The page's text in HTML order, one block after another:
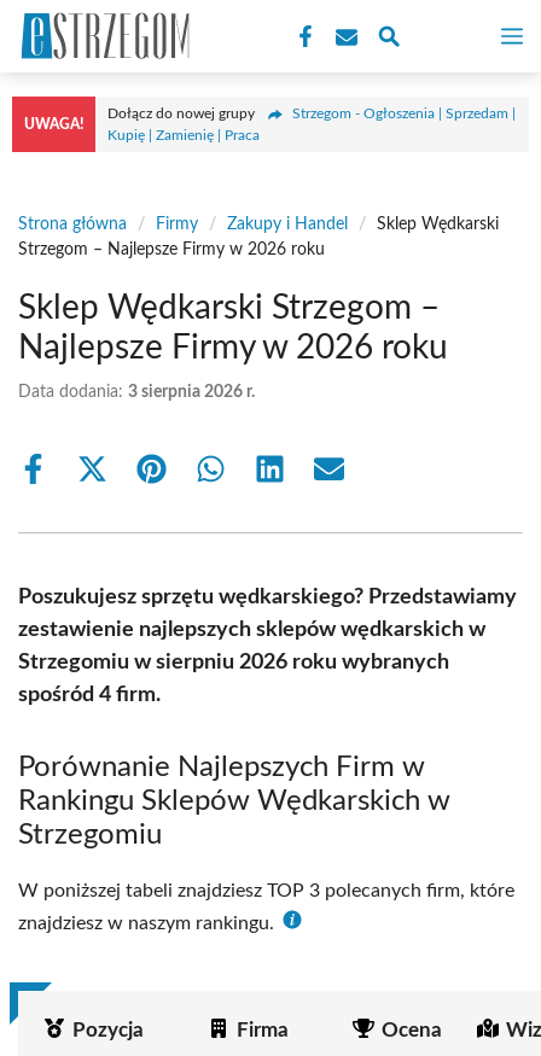
Przejdź
treści
UWAGA!
Dołącz do nowej grupy
Strzegom - Ogłoszenia | Sprzedam |
Kupię | Zamienię | Praca
Strona główna / Firmy / Zakupy i Handel /
Sklep Wędkarski
Strzegom – Najlepsze Firmy w 2026 roku
Sklep Wędkarski Strzegom –
Najlepsze Firmy w 2026 roku
Data dodania: 3 sierpnia 2026 r.
Share
Share
(Twitter)
Share Share Share Share
Poszukujesz sprzętu wędkarskiego? Przedstawiamy
zestawienie najlepszych sklepów wędkarskich w
Strzegomiu w sierpniu 2026 roku wybranych
spośród 4 firm.
Porównanie Najlepszych Firm w
Rankingu Sklepów Wędkarskich w
Strzegomiu
W poniższej tabeli znajdziesz TOP 3 polecanych firm, które
znajdziesz w naszym rankingu.
Pozycja Firma Ocena